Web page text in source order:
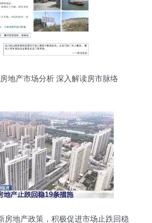
地产市场分析 深入解读房市脉络
房地产政策，积极促进市场止跌回稳